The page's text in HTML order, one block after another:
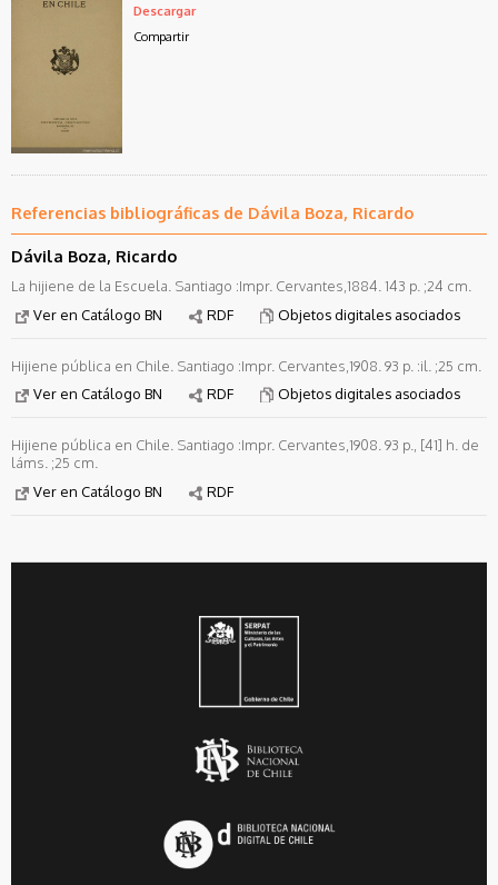
Descargar
Compartir
Referencias bibliográficas de Dávila Boza, Ricardo
Dávila Boza, Ricardo
La hijiene de la Escuela. Santiago :Impr. Cervantes,1884. 143 p. ;24 cm.
Ver en Catálogo BN
RDF Objetos digitales asociados
Hijiene pública en Chile. Santiago :Impr. Cervantes,1908. 93 p. :il. ;25 cm.
Ver en Catálogo BN
RDF Objetos digitales asociados
Hijiene pública en Chile. Santiago :Impr. Cervantes,1908. 93 p., [41] h. de
láms. ;25 cm.
Ver en Catálogo BN
RDF